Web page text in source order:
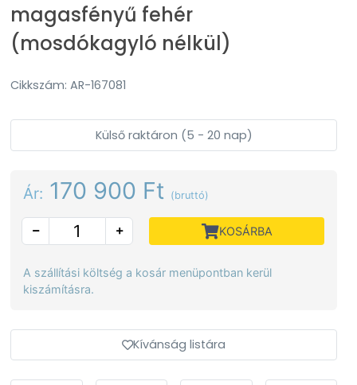
magasfényű fehér
(mosdókagyló nélkül)
Cikkszám: AR-167081
Külső raktáron (5 - 20 nap)
Ár: 170 900 Ft (bruttó)
KOSÁRBA
A szállítási költség a kosár menüpontban kerül
kiszámításra.
Kívánság listára